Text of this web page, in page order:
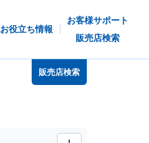
お役立ち情報
お客様サポート
販売店検索
販売店検索